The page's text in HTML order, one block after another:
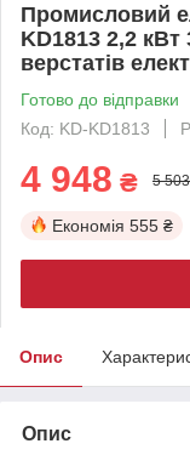
Промисловий
KD1813 2,2
верстатів
Готово до відправки
Код: KD-KD1813
4 948 ₴ 5
Економія 555 ₴
Опис
Опис